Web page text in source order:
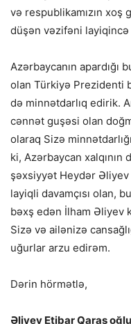
və respublikamızın
düşən vəzifəni
Azərbaycanın
olan Türkiyə Prezidenti
də minnətdarlıq edirik.
cənnət guşəsi olan
olaraq Sizə
ki, Azərbaycan
şəxsiyyət Heydər
layiqli davamçısı olan,
bəxş edən İlham Əliyev
Sizə və ailənizə
uğurlar arzu edirəm.
Dərin hörmətlə,
Əliyev Etibar Qaraş